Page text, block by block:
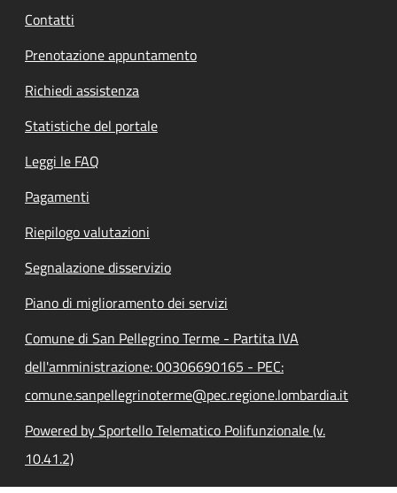
Contatti
Prenotazione appuntamento
Richiedi assistenza
Statistiche del portale
Leggi le FAQ
Pagamenti
Riepilogo valutazioni
Segnalazione disservizio
Piano di miglioramento dei servizi
Comune di San Pellegrino Terme - Partita IVA
dell'amministrazione: 00306690165 - PEC:
comune.sanpellegrinoterme@pec.regione.lombardia.it
Powered by Sportello Telematico Polifunzionale (v.
10.41.2)